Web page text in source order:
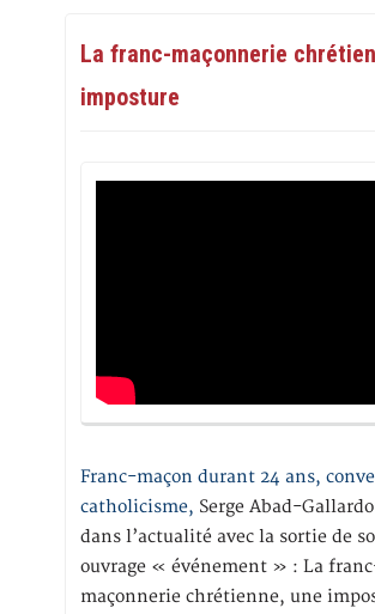
La franc-maçonnerie
imposture
Franc-maçon durant 24 ans,
catholicisme, Serge Abad-
dans l’actualité avec la sortie de
ouvrage « événement » : La
maçonnerie chrétienne, une